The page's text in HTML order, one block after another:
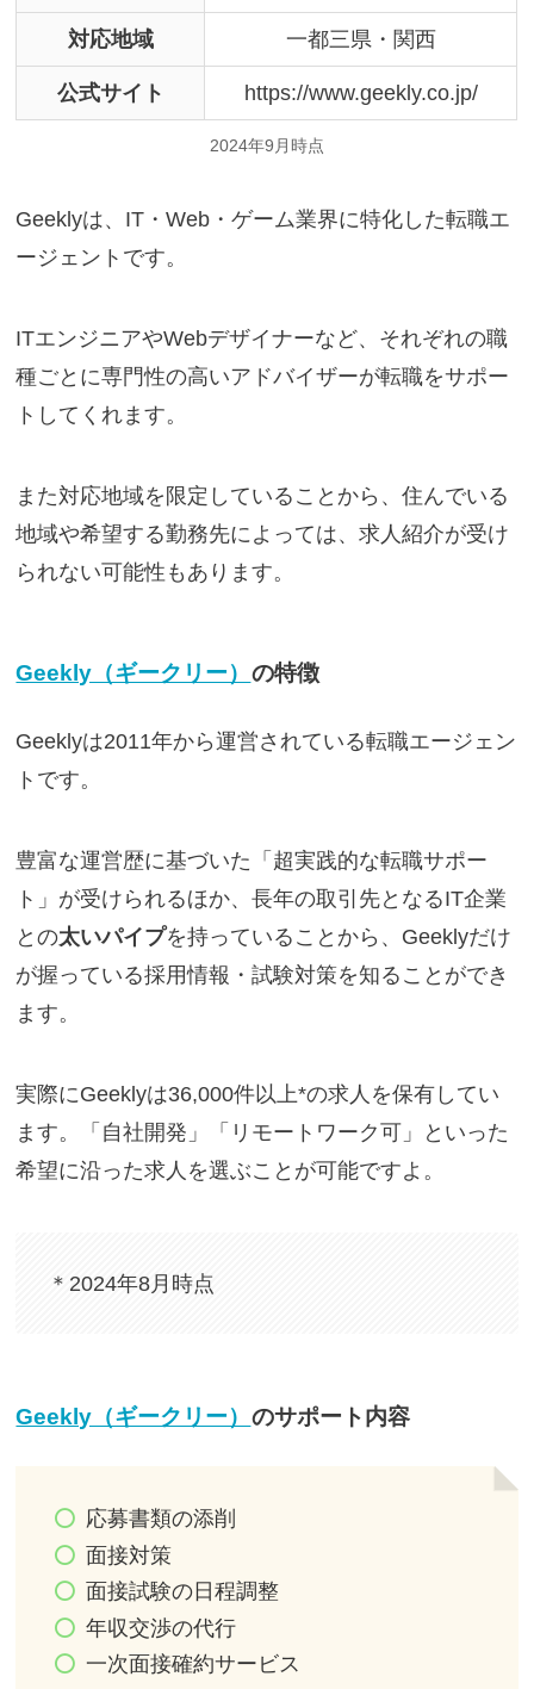
対応地域 一都三県・関西
公式サイト https://www.geekly.co.jp/
2024年9月時点
Geeklyは、IT・Web・ゲーム業界に特化した転職エ
ージェントです。
ITエンジニアやWebデザイナーなど、それぞれの職
種ごとに専門性の高いアドバイザーが転職をサポー
トしてくれます。
また対応地域を限定していることから、住んでいる
地域や希望する勤務先によっては、求人紹介が受け
られない可能性もあります。
Geekly（ギークリー） の特徴
Geeklyは2011年から運営されている転職エージェン
トです。
豊富な運営歴に基づいた「超実践的な転職サポー
ト」が受けられるほか、長年の取引先となるIT企業
との太いパイプを持っていることから、Geeklyだけ
が握っている採用情報・試験対策を知ることができ
ます。
実際にGeeklyは36,000件以上*の求人を保有してい
ます。「自社開発」「リモートワーク可」といった
希望に沿った求人を選ぶことが可能ですよ。
＊2024年8月時点
Geekly（ギークリー） のサポート内容
応募書類の添削
面接対策
面接試験の日程調整
年収交渉の代行
一次面接確約サービス